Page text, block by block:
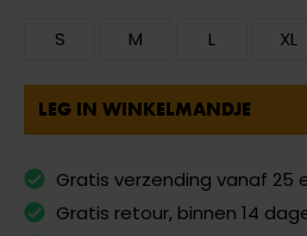
S M L XL
LEG IN WINKELMANDJE
Gratis verzending vanaf 25
Gratis retour, binnen 14